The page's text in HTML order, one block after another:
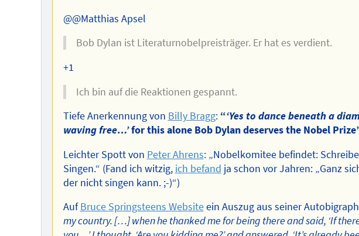
@@Matthias Apsel
Bob Dylan ist Literaturnobelpreisträger. Er hat es verdient.
+1
Ich bin auf die Reaktionen gespannt.
Tiefe Anerkennung von Billy Bragg: “‘Yes to dance beneath a
waving free…’for this alone Bob Dylan deserves the Nobel
Leichter Spott von Peter Ahrens: „Nobelkomitee befindet:
Singen.“ (Fand ich witzig, ich befand ja schon vor Jahren: „Ganz
der nicht singen kann. ;-)“)
AufBruce Springsteens Websiteein Auszug aus seiner
my country. […] when he thanked me for being there and said, ‘If